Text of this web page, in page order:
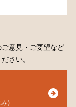
意見・ご要望など
さい。
)